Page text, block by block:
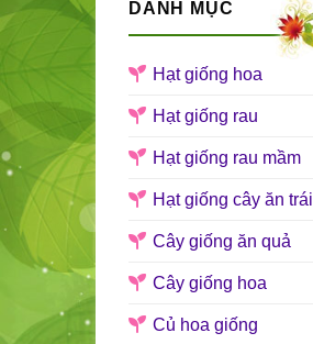
DANH MỤC
Hạt giống hoa
Hạt giống rau
Hạt giống rau mầm
Hạt giống cây ăn trái
Cây giống ăn quả
Cây giống hoa
Củ hoa giống